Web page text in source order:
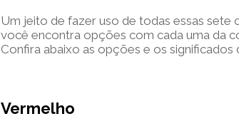
Um jeito de fazer uso de todas essas sete
você encontra opções com cada uma da
Confira abaixo as opções e os significados
Vermelho